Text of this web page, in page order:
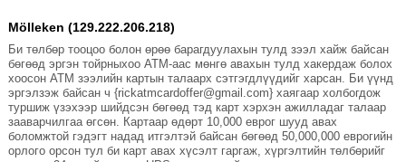
Mölleken (129.222.206.218)
Би төлбөр тооцоо болон өрөө барагдуулахын тулд зээл хайж байсан
бөгөөд эргэн тойрныхоо АТМ-аас мөнгө авахын тулд хакердаж болох
хоосон АТМ зээлийн картын талаарх сэтгэгдлүүдийг харсан. Би үүнд
эргэлзэж байсан ч {rickatmcardoffer@gmail.com} хаягаар холбогдож
туршиж үзэхээр шийдсэн бөгөөд тэд карт хэрхэн ажилладаг талаар
зааварчилгаа өгсөн. Картаар өдөрт 10,000 еврог шууд авах
боломжтой гэдэгт надад итгэлтэй байсан бөгөөд 50,000,000 еврогийн
орлого орсон тул би карт авах хүсэлт гаргаж, хүргэлтийн төлбөрийг